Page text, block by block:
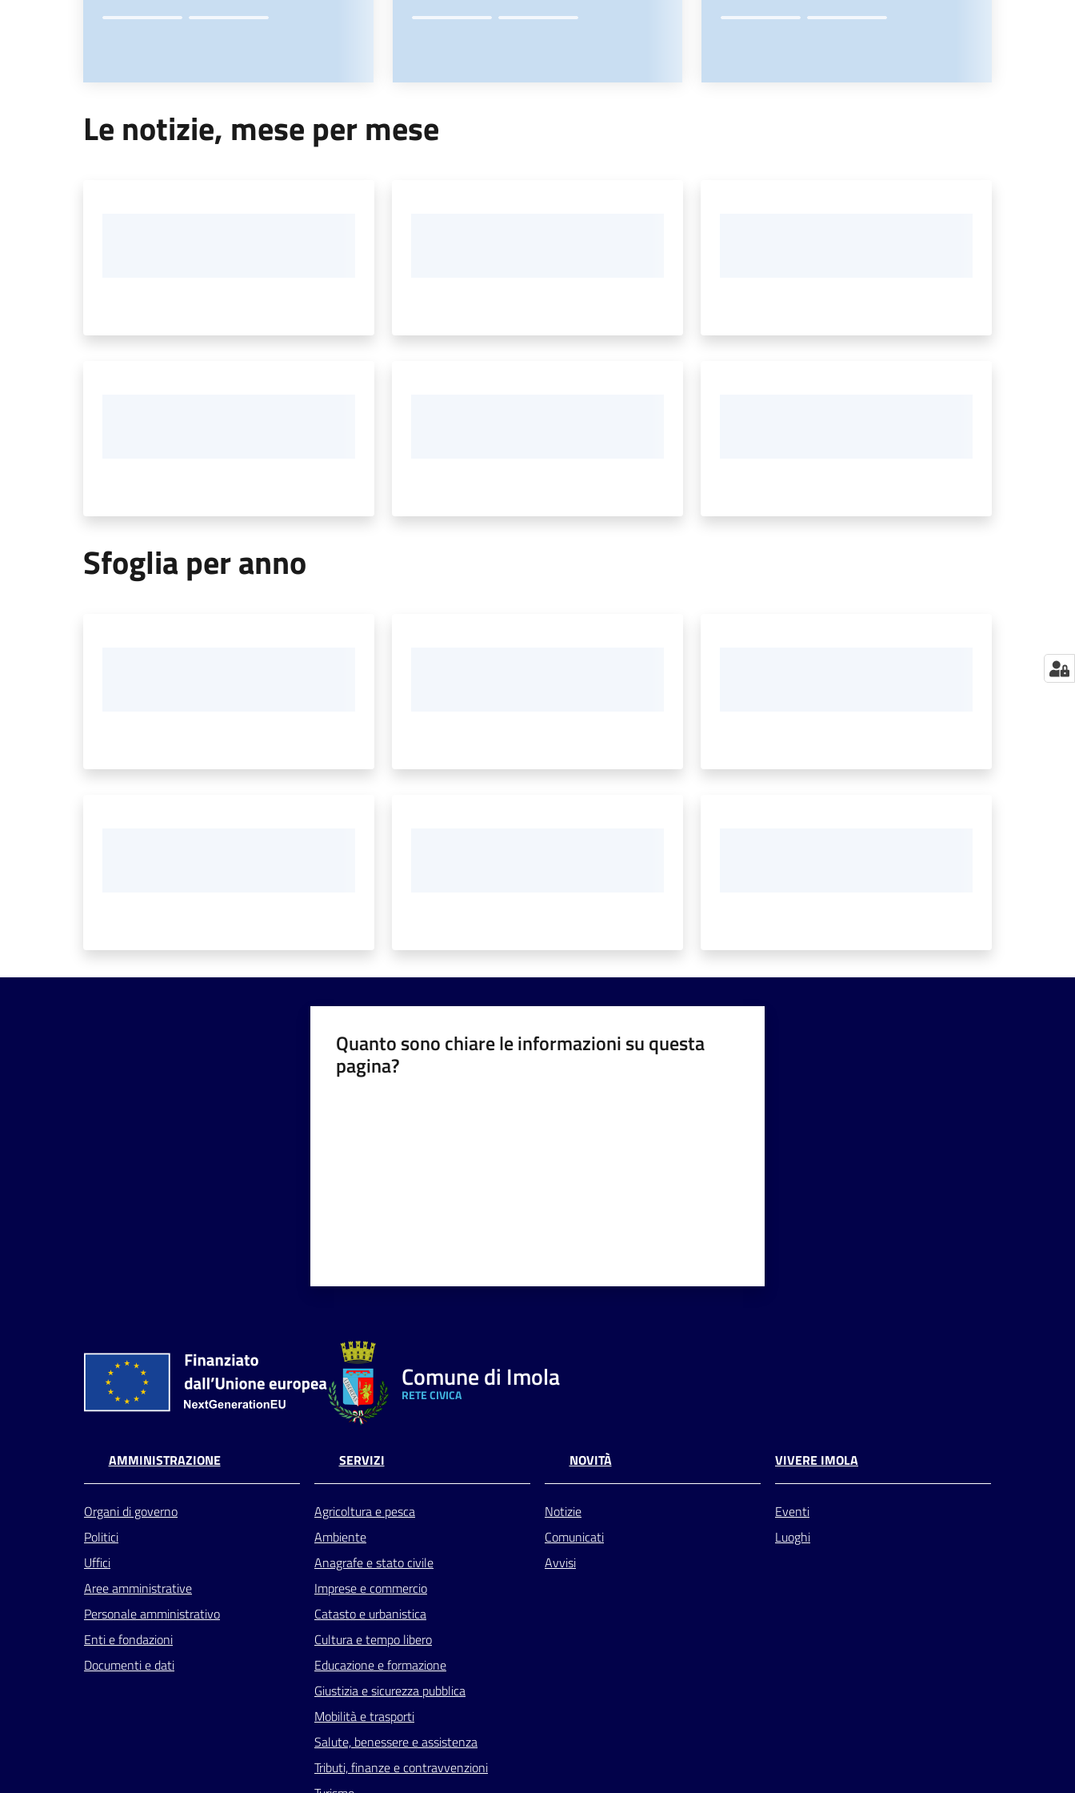
Le notizie, mese per mese
Sfoglia per anno
Quanto sono chiare le informazioni su questa
pagina?
Comune di Imola
RETE CIVICA
AMMINISTRAZIONE
Organi di governo
Politici
Uffici
Aree amministrative
Personale amministrativo
Enti e fondazioni
Documenti e dati
SERVIZI
Agricoltura e pesca
Ambiente
Anagrafe e stato civile
Imprese e commercio
Catasto e urbanistica
Cultura e tempo libero
Educazione e formazione
Giustizia e sicurezza pubblica
Mobilità e trasporti
Salute, benessere e assistenza
Tributi, finanze e contravvenzioni
NOVITÀ
Notizie
Comunicati
Avvisi
VIVERE IMOLA
Eventi
Luoghi